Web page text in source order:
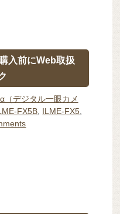
入前にWeb取扱
α（デジタル一眼カメ
FX5B ILME-FX5